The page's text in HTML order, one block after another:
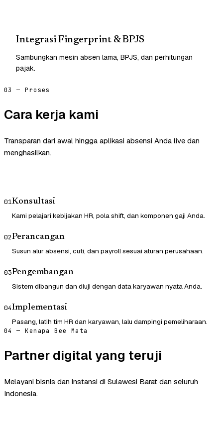
Integrasi Fingerprint & BPJS
Sambungkan mesin absen lama, BPJS, dan perhitungan
pajak.
03 — Proses
Cara kerja kami
Transparan dari awal hingga aplikasi absensi Anda live dan
menghasilkan.
01Konsultasi
Kami pelajari kebijakan HR, pola shift, dan komponen gaji Anda.
02Perancangan
Susun alur absensi, cuti, dan payroll sesuai aturan perusahaan.
03Pengembangan
Sistem dibangun dan diuji dengan data karyawan nyata Anda.
04Implementasi
Pasang, latih tim HR dan karyawan, lalu dampingi pemeliharaan.
04 — Kenapa Bee Mata
Partner digital yang teruji
Melayani bisnis dan instansi di Sulawesi Barat dan seluruh
Indonesia.